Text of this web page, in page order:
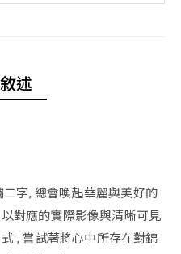
述
字, 總會喚起華麗與美好的
對應的實際影像與清晰可見
, 嘗試著將心中所存在對錦